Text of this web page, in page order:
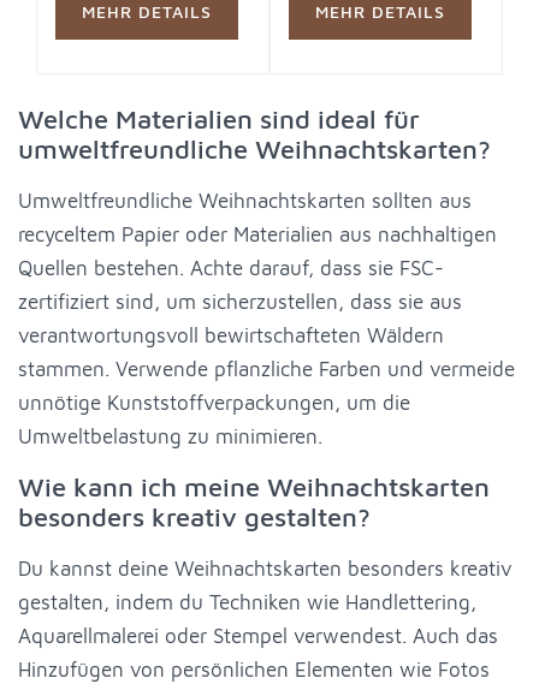
MEHR DETAILS MEHR DETAILS
Welche Materialien sind ideal für
umweltfreundliche Weihnachtskarten?
Umweltfreundliche Weihnachtskarten sollten aus
recyceltem Papier oder Materialien aus nachhaltigen
Quellen bestehen. Achte darauf, dass sie FSC-
zertifiziert sind, um sicherzustellen, dass sie aus
verantwortungsvoll bewirtschafteten Wäldern
stammen. Verwende pflanzliche Farben und vermeide
unnötige Kunststoffverpackungen, um die
Umweltbelastung zu minimieren.
Wie kann ich meine Weihnachtskarten
besonders kreativ gestalten?
Du kannst deine Weihnachtskarten besonders kreativ
gestalten, indem du Techniken wie Handlettering,
Aquarellmalerei oder Stempel verwendest. Auch das
Hinzufügen von persönlichen Elementen wie Fotos